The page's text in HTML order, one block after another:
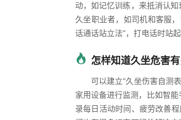
动，如记忆训练，来抵消认知
久坐职业者，如司机和客服
话通话站立法”，打电话时站起
怎样知道久坐危害有
可以建立“久坐伤害自测
家用设备进行监测，比如智
录每日活动时间、疲劳改善